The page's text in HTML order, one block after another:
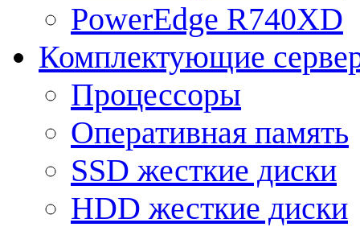
PowerEdge R740XD
Комплектующие
Процессоры
Оперативная память
SSD жесткие диски
HDD жесткие диски